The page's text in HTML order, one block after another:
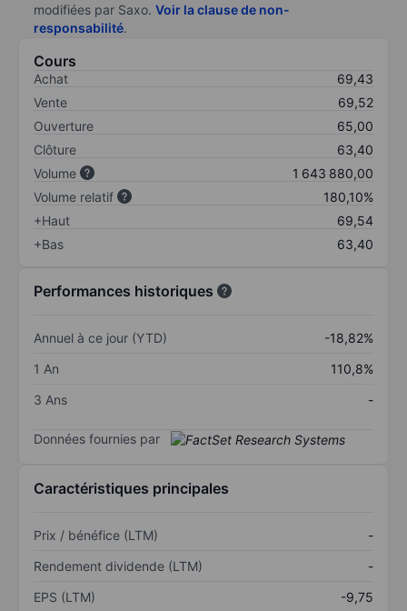
modifiées par Saxo. Voir la clause de non-
responsabilité.
Cours
Achat
69,43
Vente
69,52
Ouverture
65,00
Clôture
63,40
Volume
1 643 880,00
Volume relatif
180,10%
+Haut
69,54
+Bas
63,40
Performances historiques
Annuel à ce jour (YTD)
-18,82%
1 An
110,8%
3 Ans
-
Données fournies par
Caractéristiques principales
Prix / bénéfice (LTM)
-
Rendement dividende (LTM)
-
EPS (LTM)
-9,75